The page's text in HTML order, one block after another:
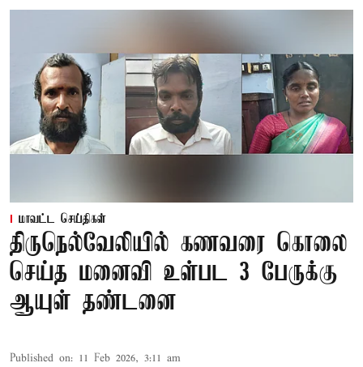
மாவட்ட செய்திகள்
திருநெல்வேலியில் கணவரை கொலை
செய்த மனைவி உள்பட 3 பேருக்கு
ஆயுள் தண்டனை
Published on: 11 Feb 2026, 3:11 am